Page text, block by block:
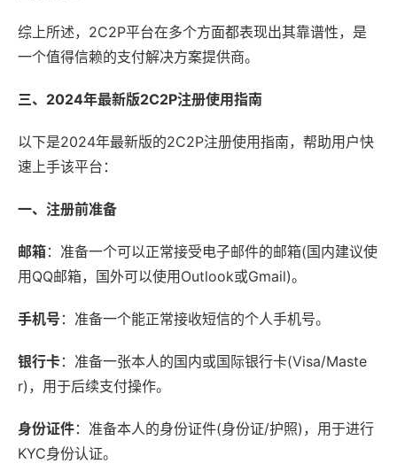
综上所述，2C2P平台在多个方面都表现出其靠谱性，是
一个值得信赖的支付解决方案提供商。
三、2024年最新版2C2P注册使用指南
以下是2024年最新版的2C2P注册使用指南，帮助用户快
速上手该平台：
一、注册前准备
邮箱：准备一个可以正常接受电子邮件的邮箱(国内建议使
用QQ邮箱，国外可以使用Outlook或Gmail)。
手机号 ：准备一个能正常接收短信的个人手机号。
银行卡：准备一张本人的国内或国际银行卡(Visa/Maste
r)，用于后续支付操作。
身份证件：准备本人的身份证件(身份证/护照)，用于进行
KYC身份认证。